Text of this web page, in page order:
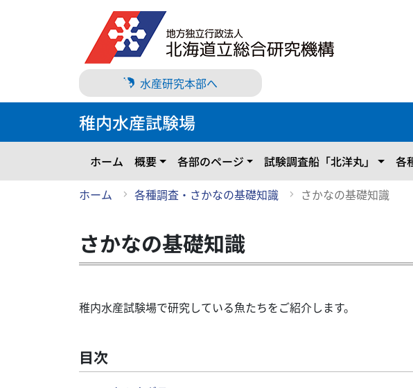
ン
に
水産研究本部へ
稚内水産試験場
ホーム 概要 各部のページ 試験調査船「北洋丸」 各
ホーム
各種調査・さかなの基礎知識 さかなの基礎知識
さかなの基礎知識
稚内水産試験場で研究している魚たちをご紹介します。
目次